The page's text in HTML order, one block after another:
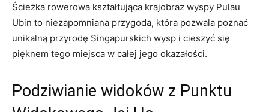
Ścieżka rowerowa kształtująca krajobraz⁣ wyspy Pulau
Ubin to niezapomniana przygoda,‌ która pozwala ⁤poznać
unikalną ‌przyrodę Singapurskich‍ wysp i cieszyć się‍
pięknem ‍tego miejsca w całej jego​ okazałości.
Podziwianie widoków ⁤z Punktu‍